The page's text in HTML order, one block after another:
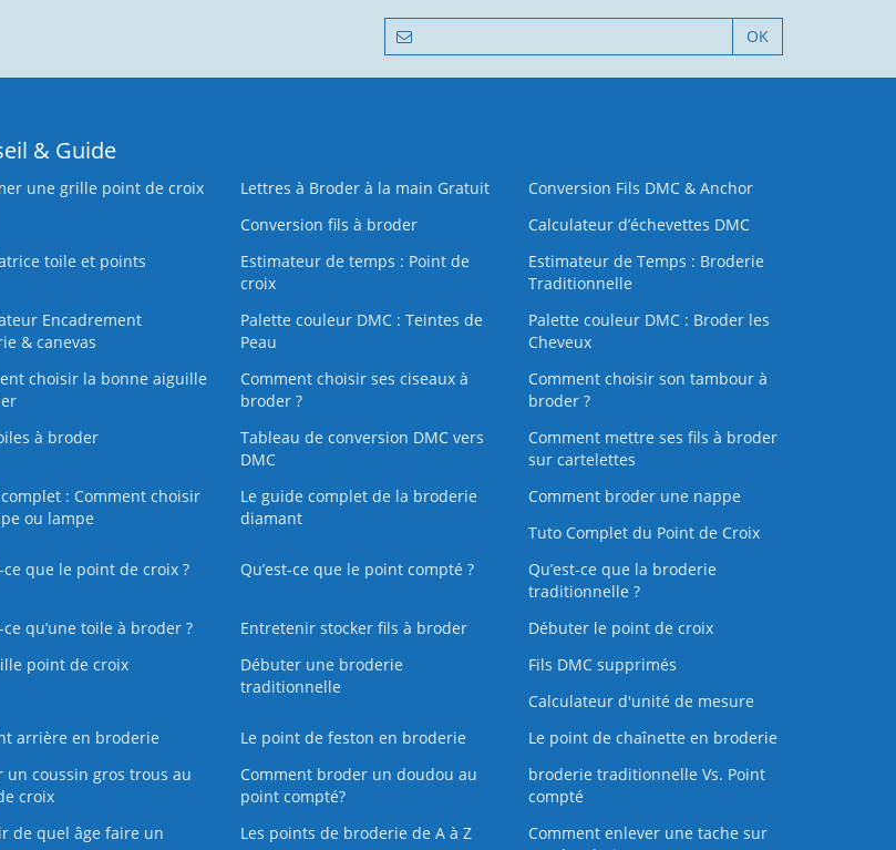
OK
& Guide
une grille point de croix
Lettres à Broder à la main Gratuit
Conversion Fils DMC & Anchor
Conversion fils à broder
Calculateur d’échevettes DMC
toile et points
Estimateur de temps : Point de
croix
Estimateur de Temps : Broderie
Traditionnelle
Encadrement
& canevas
Palette couleur DMC : Teintes de
Peau
Palette couleur DMC : Broder les
Cheveux
choisir la bonne aiguille
Comment choisir ses ciseaux à
broder ?
Comment choisir son tambour à
broder ?
à broder
Tableau de conversion DMC vers
DMC
Comment mettre ses fils à broder
sur cartelettes
: Comment choisir
ou lampe
Le guide complet de la broderie
diamant
Comment broder une nappe
Tuto Complet du Point de Croix
ce que le point de croix ?
Qu’est-ce que le point compté ?
Qu’est-ce que la broderie
traditionnelle ?
qu’une toile à broder ?
Entretenir stocker fils à broder
Débuter le point de croix
point de croix
Débuter une broderie
traditionnelle
Fils DMC supprimés
Calculateur d'unité de mesure
arrière en broderie
Le point de feston en broderie
Le point de chaînette en broderie
un coussin gros trous au
croix
Comment broder un doudou au
point compté?
broderie traditionnelle Vs. Point
compté
de quel âge faire un
Les points de broderie de A à Z
Comment enlever une tache sur